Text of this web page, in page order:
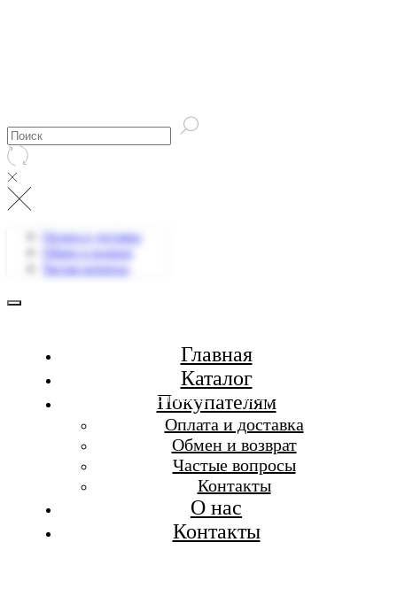
Бесплатная доставка при заказе от 7 000 р.
Оплата и доставка
Обмен и возврат
Частые вопросы
Главная
Каталог
Покупателям
Оплата и доставка
Обмен и возврат
Частые вопросы
Контакты
О нас
Контакты